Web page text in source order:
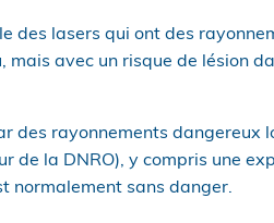
des lasers qui ont des
mais avec un risque de lésion
des rayonnements dangereux
de la DNRO), y compris une
normalement sans danger.